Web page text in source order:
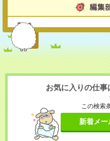
お気に入りの仕事
この検索
新着メー